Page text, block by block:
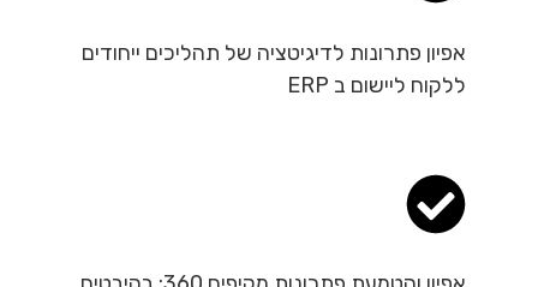
אפיון פתרונות לדיגיטציה של תהליכים ייחודים
ללקוח ליישום ב ERP